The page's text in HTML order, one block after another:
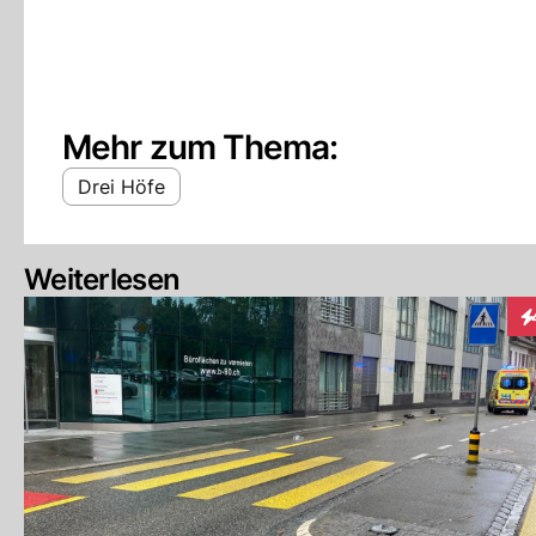
Mehr zum Thema:
Drei Höfe
Weiterlesen